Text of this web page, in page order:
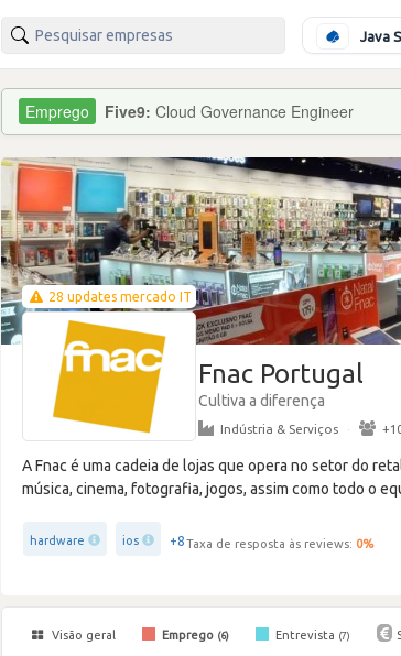
Java
Five9: Cloud Governance Engineer
28 updates mercado IT
Fnac Portugal
Cultiva a diferença
Indústria & Serviços ·
A Fnac é uma cadeia de lojas que opera no setor do
música, cinema, fotografia, jogos, assim como todo o
hardware ios +8Taxa de resposta às reviews: 0%
Visão geral Emprego (6) Entrevista (7)